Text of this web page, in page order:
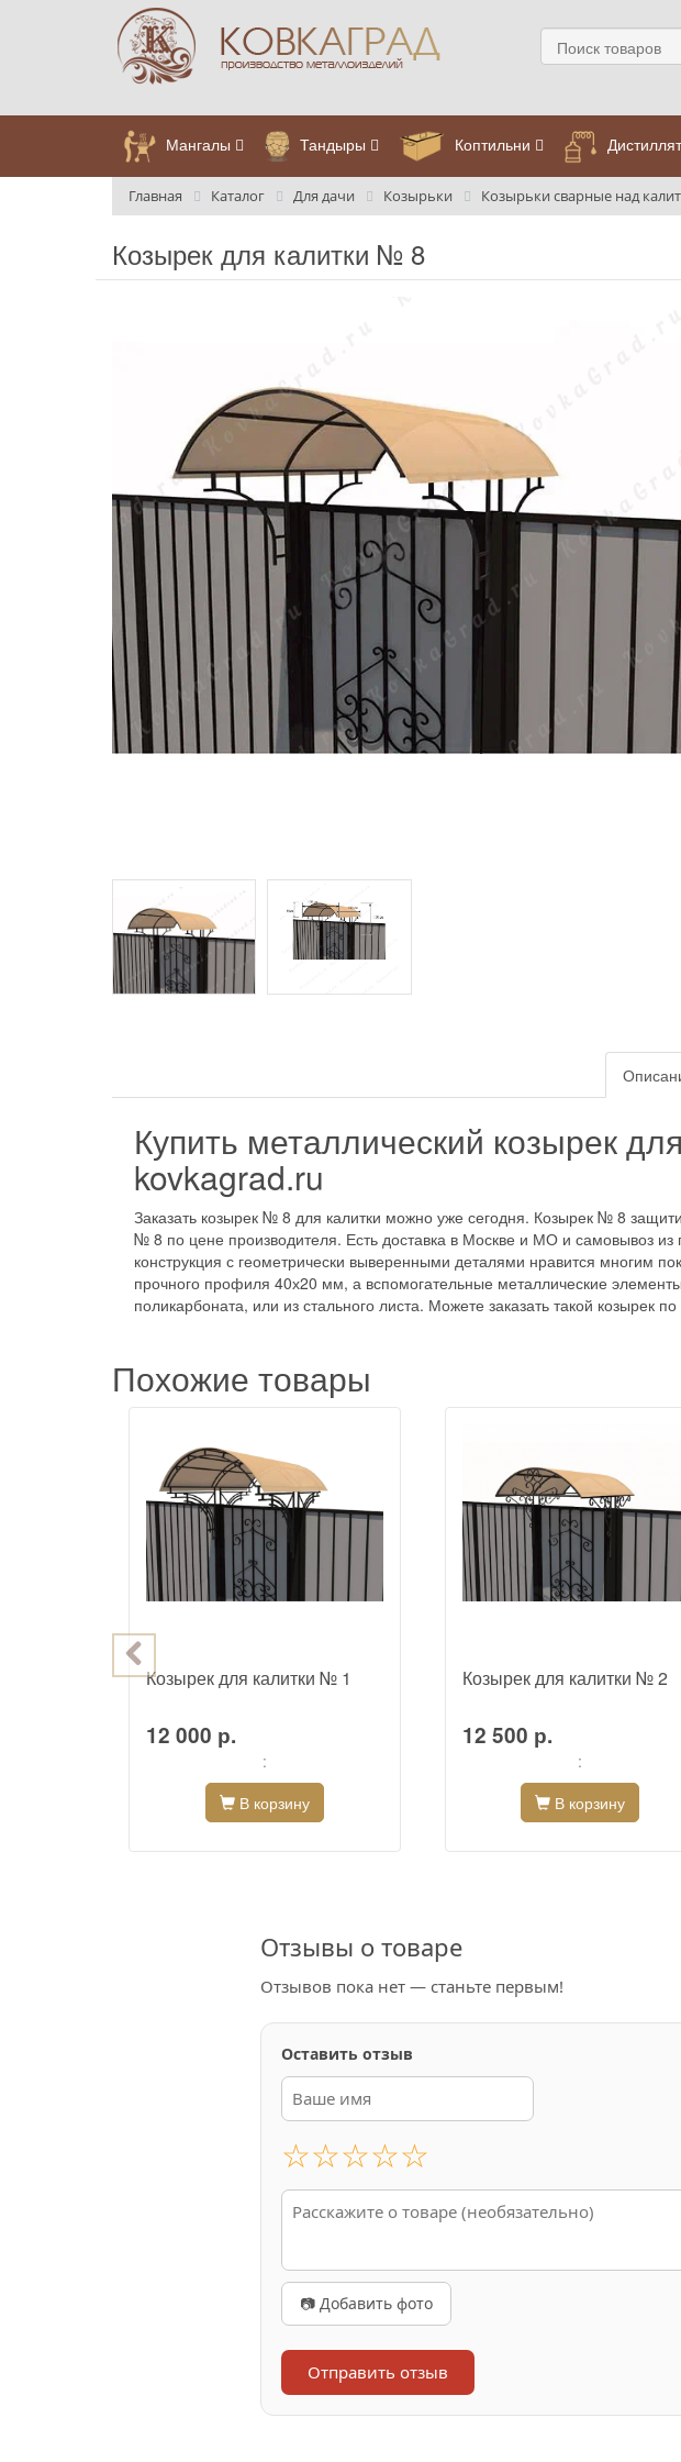
Мангалы Тандыры Коптильни
Главная Каталог Для дачи Козырьки Козырьки сварные над
Козырек для калитки № 8
Купить металлический козырек
kovkagrad.ru
Заказать козырек № 8 для калитки можно уже сегодня. Козырек № 8
№ 8 по цене производителя. Есть доставка в Москве и МО и самовывоз
конструкция с геометрически выверенными деталями нравится многим
прочного профиля 40х20 мм, а вспомогательные металлические
поликарбоната, или из стального листа. Можете заказать такой козырек
Похожие товары
Козырек для калитки № 1
12 000 р.
:
В корзину
Козырек для калитки № 2
12 500 р.
:
В корзину
Отзывы о товаре
Отзывов пока нет — станьте первым!
Оставить отзыв
☆☆☆☆☆
📷 Добавить фото
Отправить отзыв